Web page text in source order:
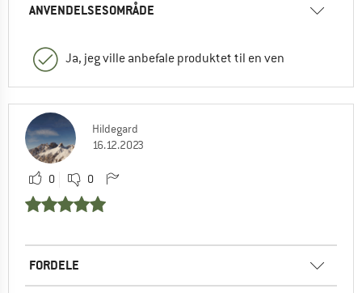
ANVENDELSESOMRÅDE
Ja, jeg ville anbefale produktet til en ven
Hildegard
16.12.2023
0 0
FORDELE